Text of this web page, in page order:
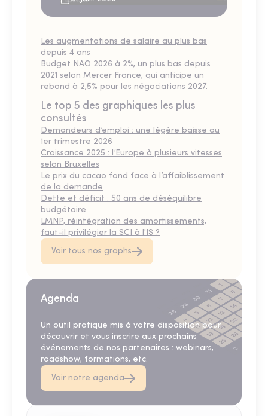
Les augmentations de salaire au plus bas
depuis 4 ans
Budget NAO 2026 à 2%, un plus bas depuis
2021 selon Mercer France, qui anticipe un
rebond à 2,5% pour les négociations 2027.
Le top 5 des graphiques les plus
consultés
Demandeurs d’emploi : une légère baisse au
1er trimestre 2026
Croissance 2025 : l’Europe à plusieurs vitesses
selon Bruxelles
Le prix du cacao fond face à l’affaiblissement
de la demande
Dette et déficit : 50 ans de déséquilibre
budgétaire
LMNP, réintégration des amortissements,
faut-il privilégier la SCI à l'IS ?
Voir tous nos graphs
Agenda
Un outil pratique mis à votre disposition pour
découvrir et vous inscrire aux prochains
événements de nos partenaires : webinars,
roadshow, formations, etc.
Voir notre agenda